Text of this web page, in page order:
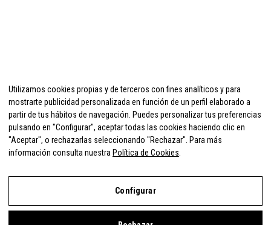
Utilizamos cookies propias y de terceros con fines analíticos y para
mostrarte publicidad personalizada en función de un perfil elaborado a
partir de tus hábitos de navegación. Puedes personalizar tus preferencias
pulsando en "Configurar", aceptar todas las cookies haciendo clic en
"Aceptar", o rechazarlas seleccionando "Rechazar". Para más
información consulta nuestra Política de Cookies
Configurar